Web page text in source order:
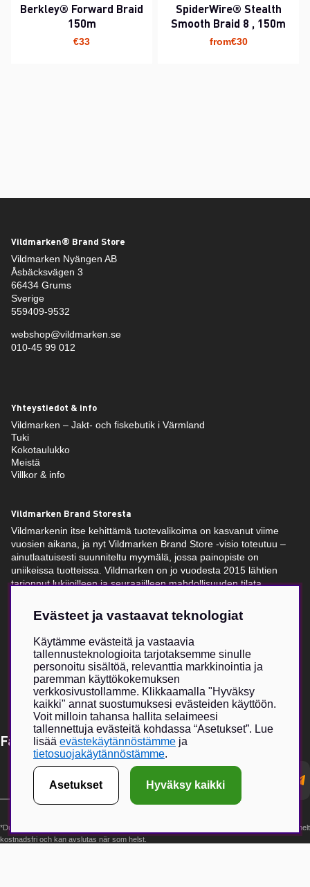
Berkley® Forward Braid
150m
€33
SpiderWire® Stealth
Smooth Braid 8 , 150m
from€30
Vildmarken® Brand Store
Vildmarken Nyängen AB
Åsbäcksvägen 3
66434 Grums
Sverige
559409-9532
webshop@vildmarken.se
010-45 99 012
Yhteystiedot & info
Vildmarken – Jakt- och fiskebutik i Värmland
Tuki
Kokotaulukko
Meistä
Villkor & info
Vildmarken Brand Storesta
Vildmarkenin itse kehittämä tuotevalikoima on kasvanut viime
vuosien aikana, ja nyt Vildmarken Brand Store -visio toteutuu –
ainutlaatuisesti suunniteltu myymälä, jossa painopiste on
uniikeissa tuotteissa. Vildmarken on jo vuodesta 2015 lähtien
tarjonnut lukijoilleen ja seuraajilleen mahdollisuuden tilata
Verkkokauppa on kasvanut erittäin suosituksi, ja fyysisen
elämyksen yhdessä valikoitujen metsästykseen ja ulkoiluun
keskittyvien brändikumppaneiden kanssa.
Få Magasin Vildmarken direkt till din e-post!*
postadress
*Du kan även få erbjudanden och nyheter från samarbetspartners. Din prenumeration är helt
kostnadsfri och kan avslutas när som helst.
Evästeet ja vastaavat teknologiat
Käytämme evästeitä ja vastaavia
tallennusteknologioita tarjotaksemme sinulle
personoitu sisältöä, relevanttia markkinointia ja
paremman käyttökokemuksen
verkkosivustollamme. Klikkaamalla "Hyväksy
kaikki" annat suostumuksesi evästeiden käyttöön.
Voit milloin tahansa hallita selaimeesi
tallennettuja evästeitä kohdassa “Asetukset”. Lue
lisää evästekäytännöstämme ja
tietosuojakäytännöstämme.
Asetukset Hyväksy kaikki